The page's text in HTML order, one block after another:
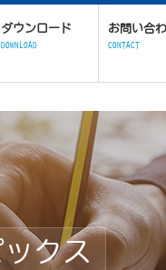
ダウンロード
DOWNLOAD
お問い合
CONTACT
クス